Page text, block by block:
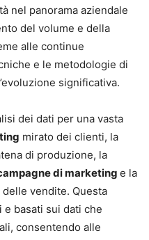
nel panorama aziendale
del volume e della
alle continue
e le metodologie di
significativa.
dei dati per una vasta
mirato dei clienti, la
di produzione, la
di marketing e la
delle vendite. Questa
basati sui dati che
consentendo alle